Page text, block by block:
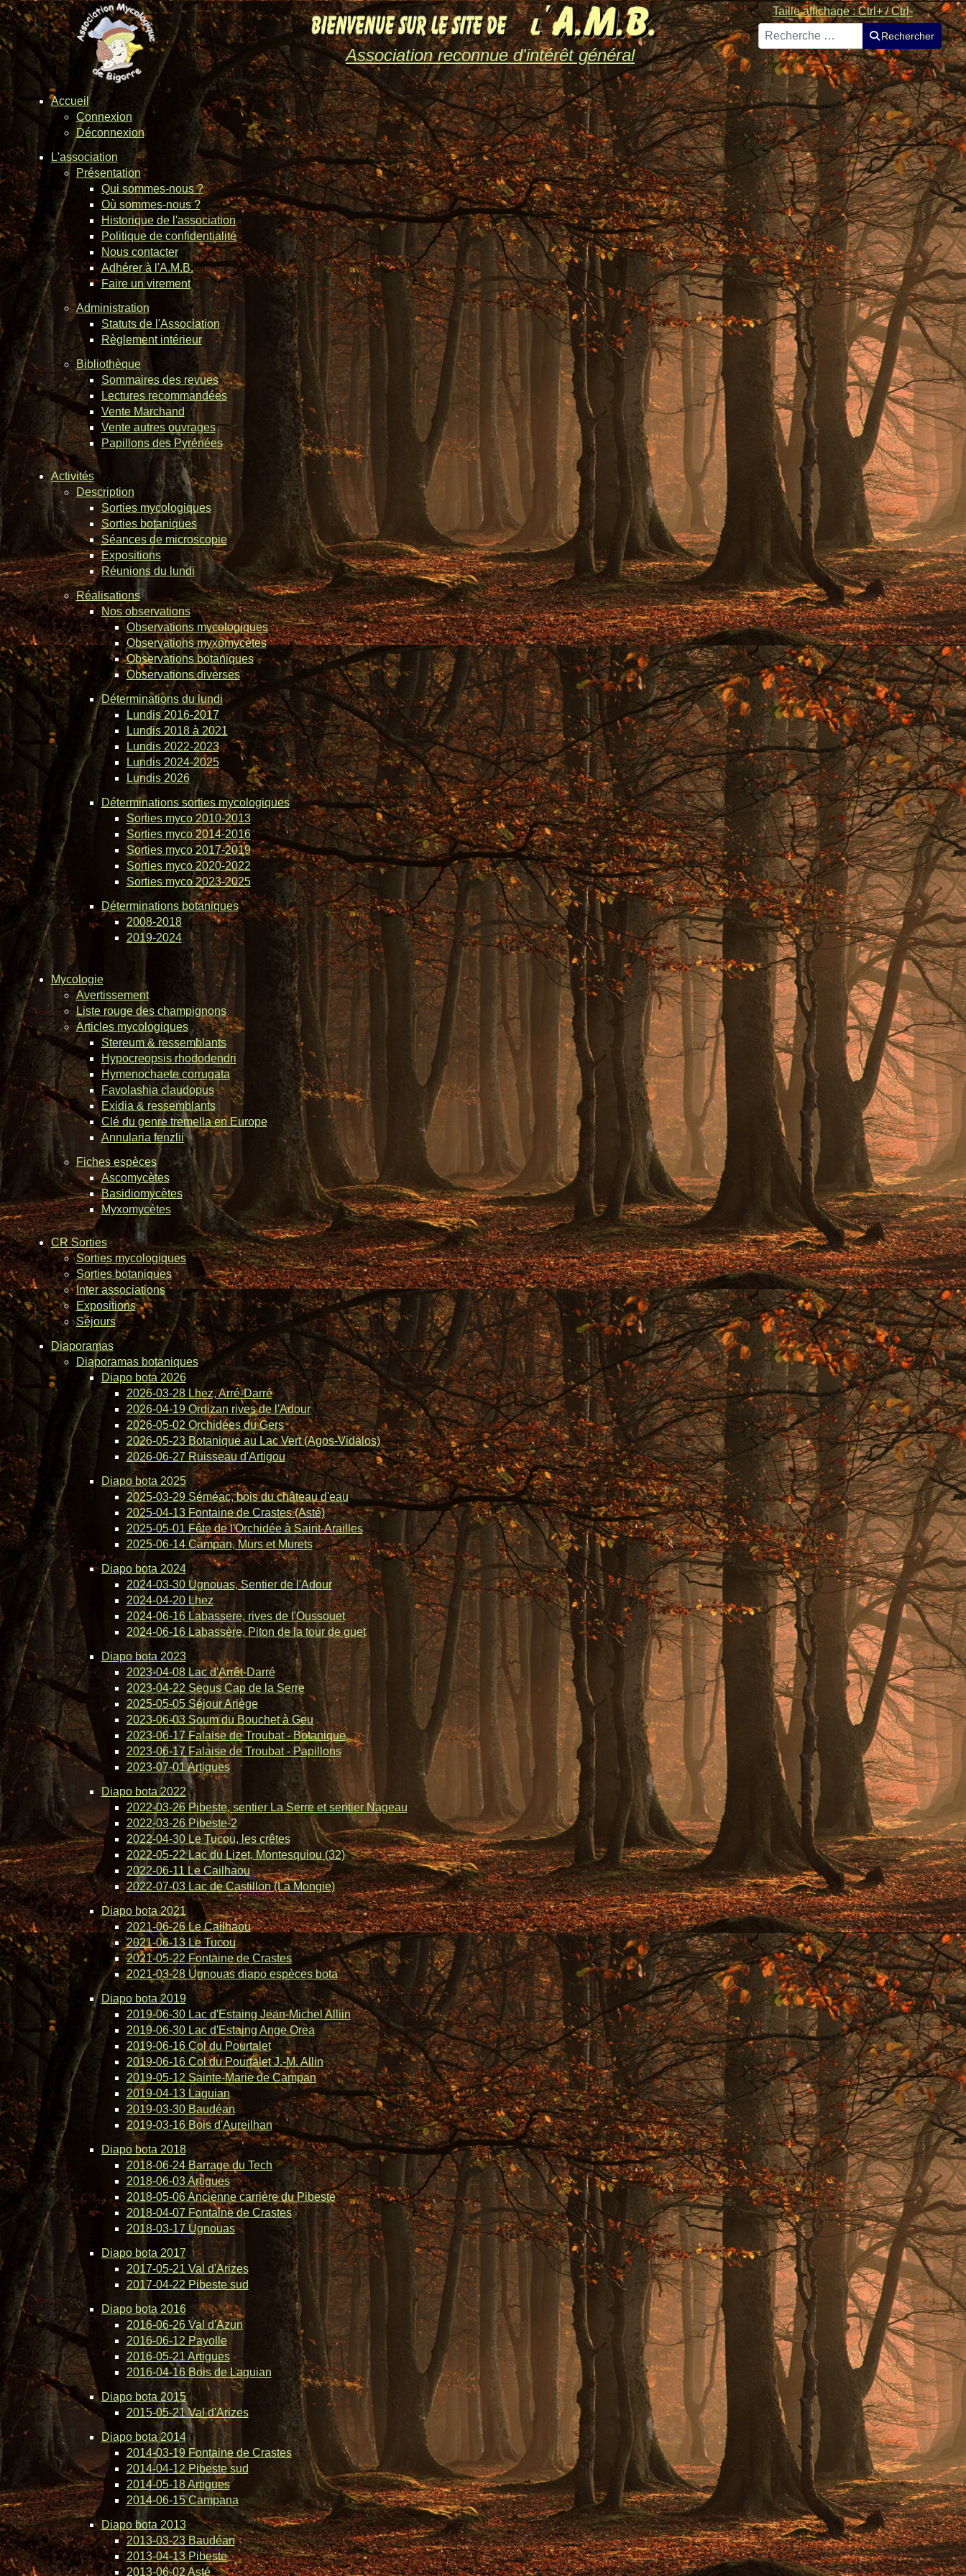
Association reconnue d'intérêt général
Taille affichage : Ctrl+ / Ctrl-
Rechercher
Rechercher
Accueil
Connexion
Déconnexion
L'association
Présentation
Qui sommes-nous ?
Où sommes-nous ?
Historique de l'association
Politique de confidentialité
Nous contacter
Adhérer à l'A.M.B.
Faire un virement
Administration
Statuts de l'Association
Règlement intérieur
Bibliothèque
Sommaires des revues
Lectures recommandées
Vente Marchand
Vente autres ouvrages
Papillons des Pyrénées
Activités
Description
Sorties mycologiques
Sorties botaniques
Séances de microscopie
Expositions
Réunions du lundi
Réalisations
Nos observations
Observations mycologiques
Observations myxomycètes
Observations botaniques
Observations diverses
Déterminations du lundi
Lundis 2016-2017
Lundis 2018 à 2021
Lundis 2022-2023
Lundis 2024-2025
Lundis 2026
Déterminations sorties mycologiques
Sorties myco 2010-2013
Sorties myco 2014-2016
Sorties myco 2017-2019
Sorties myco 2020-2022
Sorties myco 2023-2025
Déterminations botaniques
2008-2018
2019-2024
Mycologie
Avertissement
Liste rouge des champignons
Articles mycologiques
Stereum & ressemblants
Hypocreopsis rhododendri
Hymenochaete corrugata
Favolashia claudopus
Exidia & ressemblants
Clé du genre tremella en Europe
Annularia fenzlii
Fiches espèces
Ascomycètes
Basidiomycètes
Myxomycètes
CR Sorties
Sorties mycologiques
Sorties botaniques
Inter associations
Expositions
Séjours
Diaporamas
Diaporamas botaniques
Diapo bota 2026
2026-03-28 Lhez, Arré-Darré
2026-04-19 Ordizan rives de l'Adour
2026-05-02 Orchidées du Gers
2026-05-23 Botanique au Lac Vert (Agos-Vidalos)
2026-06-27 Ruisseau d'Artigou
Diapo bota 2025
2025-03-29 Séméac, bois du château d'eau
2025-04-13 Fontaine de Crastes (Asté)
2025-05-01 Fête de l'Orchidée à Saint-Arailles
2025-06-14 Campan, Murs et Murets
Diapo bota 2024
2024-03-30 Ugnouas, Sentier de l'Adour
2024-04-20 Lhez
2024-06-16 Labassere, rives de l'Oussouet
2024-06-16 Labassère, Piton de la tour de guet
Diapo bota 2023
2023-04-08 Lac d'Arrêt-Darré
2023-04-22 Segus Cap de la Serre
2025-05-05 Séjour Ariège
2023-06-03 Soum du Bouchet à Geu
2023-06-17 Falaise de Troubat - Botanique
2023-06-17 Falaise de Troubat - Papillons
2023-07-01 Artigues
Diapo bota 2022
2022-03-26 Pibeste, sentier La Serre et sentier Nageau
2022-03-26 Pibeste-2
2022-04-30 Le Tucou, les crêtes
2022-05-22 Lac du Lizet, Montesquiou (32)
2022-06-11 Le Cailhaou
2022-07-03 Lac de Castillon (La Mongie)
Diapo bota 2021
2021-06-26 Le Cailhaou
2021-06-13 Le Tucou
2021-05-22 Fontaine de Crastes
2021-03-28 Ugnouas diapo espèces bota
Diapo bota 2019
2019-06-30 Lac d'Estaing Jean-Michel Alliin
2019-06-30 Lac d'Estaing Ange Orea
2019-06-16 Col du Pourtalet
2019-06-16 Col du Pourtalet J.-M. Allin
2019-05-12 Sainte-Marie de Campan
2019-04-13 Laguian
2019-03-30 Baudéan
2019-03-16 Bois d'Aureilhan
Diapo bota 2018
2018-06-24 Barrage du Tech
2018-06-03 Artigues
2018-05-06 Ancienne carrière du Pibeste
2018-04-07 Fontaine de Crastes
2018-03-17 Ugnouas
Diapo bota 2017
2017-05-21 Val d'Arizes
2017-04-22 Pibeste sud
Diapo bota 2016
2016-06-26 Val d'Azun
2016-06-12 Payolle
2016-05-21 Artigues
2016-04-16 Bois de Laguian
Diapo bota 2015
2015-05-21 Val d'Arizes
Diapo bota 2014
2014-03-19 Fontaine de Crastes
2014-04-12 Pibeste sud
2014-05-18 Artigues
2014-06-15 Campana
Diapo bota 2013
2013-03-23 Baudéan
2013-04-13 Pibeste
2013-06-02 Asté